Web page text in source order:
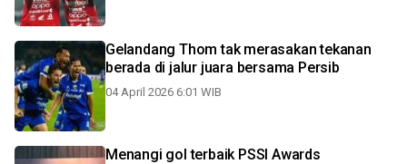
Gelandang Thom tak merasakan tekanan
berada di jalur juara bersama Persib
04 April 2026 6:01 WIB
Menangi gol terbaik PSSI Awards